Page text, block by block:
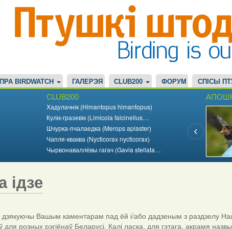
ПРА BIRDWATCH ГАЛЕРЭЯ CLUB200 ФОРУМ СПІСЫ
CLUB200
Хадулачнік (Himantopus himantopus)
Кулік-гразевік (Limicola falcinellus…
Шчурка-пчалаедка (Merops apiaster)
Чапля-кваква (Nycticorax nycticorax)
Чырвонаваллёвы гагач (Gavia stellata…
ідзе
Вашым каментарам пад ёй і/або дадзеным з раздзелу
для розных рэгіёнаў Беларусі. Калі ласка, для гэтага, акрамя